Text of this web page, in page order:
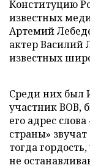
Конституцию
известных
Артемий
актер Василий
известных
Среди них был
участник ВОВ,
его адрес
страны»
тогда
не